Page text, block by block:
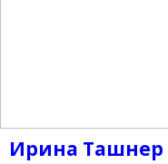
Ирина Ташнер